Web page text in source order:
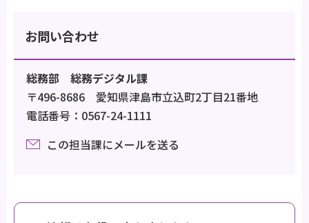
お問い合わせ
総務部 総務デジタル課
〒496-8686 愛知県津島市立込町2丁目21番地
電話番号：0567-24-1111
この担当課にメールを送る